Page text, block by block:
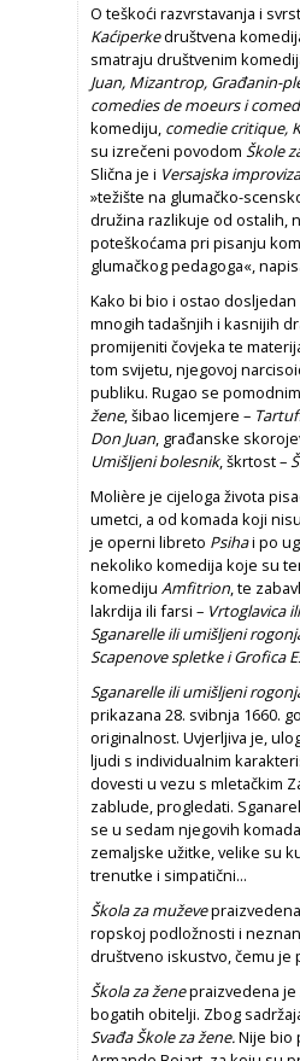
O teškoći razvrstavanja i
Kaćiperkedruštvena
smatraju društvenim
Juan, Mizantrop, Građanin-
comedies de moeurs i
komediju, comedie critique,
su izrečeni povodom Škole
Slična je i Versajska
»težište na glumačko-
družina razlikuje od ostalih,
poteškoćama pri pisanju
glumačkog pedagoga«,
Kako bi bio i ostao
mnogih tadašnjih i kasnijih
promijeniti čovjeka te
tom svijetu, njegovoj
publiku. Rugao se
žene, šibao licemjere –
Don Juan , građanske
Umišljeni bolesnik, škrtost –
Molière je cijeloga života
umetci, a od komada koji
je operni libreto Psihai po
nekoliko komedija koje su
komediju Amfitrion , te
lakrdija ili farsi – Vrtoglavica
Sganarelle ili umišljeni
Scapenove spletke i Grofica
Sganarelle ili umišljeni
prikazana 28. svibnja 1660.
originalnost. Uvjerljiva je,
ljudi s individualnim
dovesti u vezu s mletačkim
zablude, progledati.
se u sedam njegovih
zemaljske užitke, velike su
trenutke i simpatični...
Škola za muževepraizvedena
ropskoj podložnosti i
društveno iskustvo, čemu je
Škola za ženepraizvedena je
bogatih obitelji. Zbog
Svađa Škole za žene.Nije bio